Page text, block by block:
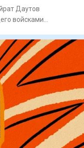
Даутов
войсками